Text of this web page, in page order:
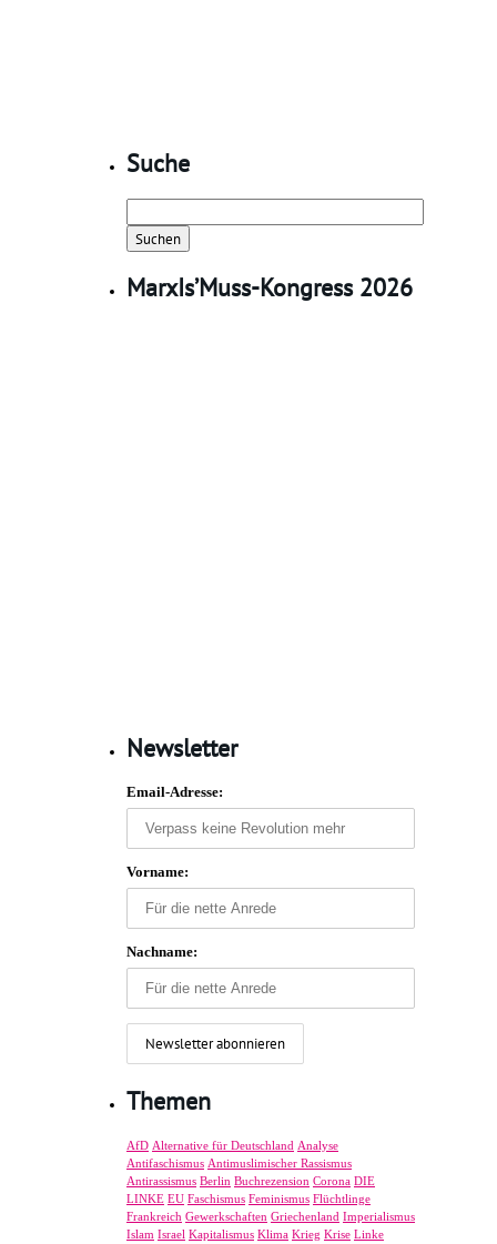
Suche
nach:
MarxIs’Muss-Kongress 2026
Newsletter
Email-Adresse:
Vorname:
Nachname:
Themen
AfD Alternative für Deutschland Analyse
Antifaschismus Antimuslimischer Rassismus
Antirassismus Berlin Buchrezension Corona DIE
LINKE EU Faschismus Feminismus Flüchtlinge
Frankreich Gewerkschaften Griechenland Imperialismus
Islam Israel Kapitalismus Klima Krieg Krise Linke